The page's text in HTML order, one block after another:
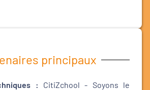
principaux
: CitiZchool - Soyons le